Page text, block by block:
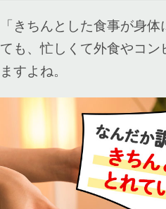
「きちんとした食事が身
ても、忙しくて外食やコ
ますよね。